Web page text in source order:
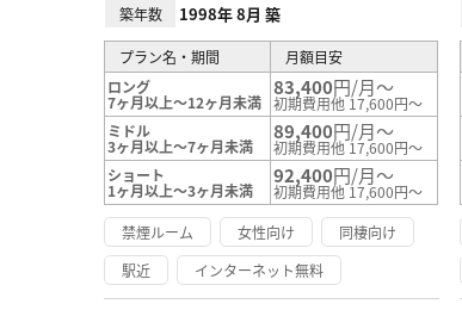
築年数 1998年 8月 築
プラン名・期間
月額目安
ロング
7ヶ月以上～12ヶ月未満
83,400円/月～
初期費用他 17,600円～
ミドル
3ヶ月以上～7ヶ月未満
89,400円/月～
初期費用他 17,600円～
ショート
1ヶ月以上～3ヶ月未満
92,400円/月～
初期費用他 17,600円～
禁煙ルーム
女性向け
同棲向け
駅近
インターネット無料